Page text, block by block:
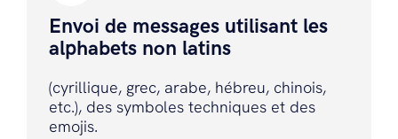
Envoi de messages utilisant les
alphabets non latins
(cyrillique, grec, arabe, hébreu, chinois,
etc.), des symboles techniques et des
emojis.